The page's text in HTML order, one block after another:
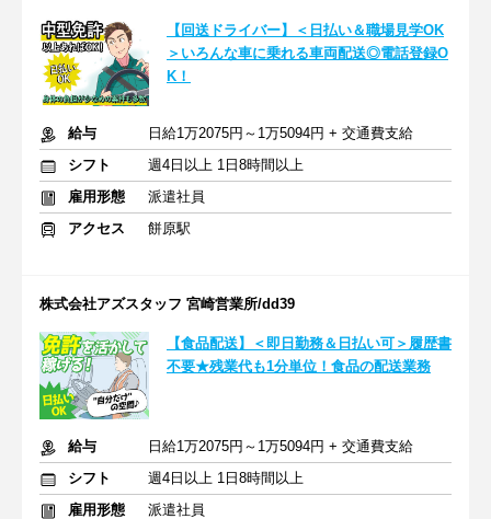
【回送ドライバー】＜日払い＆職場見学OK
＞いろんな車に乗れる車両配送◎電話登録O
K！
給与
日給1万2075円～1万5094円 + 交通費支給
シフト
週4日以上 1日8時間以上
雇用形態
派遣社員
アクセス
餅原駅
株式会社アズスタッフ 宮崎営業所/dd39
【食品配送】＜即日勤務＆日払い可＞履歴書
不要★残業代も1分単位！食品の配送業務
給与
日給1万2075円～1万5094円 + 交通費支給
シフト
週4日以上 1日8時間以上
雇用形態
派遣社員